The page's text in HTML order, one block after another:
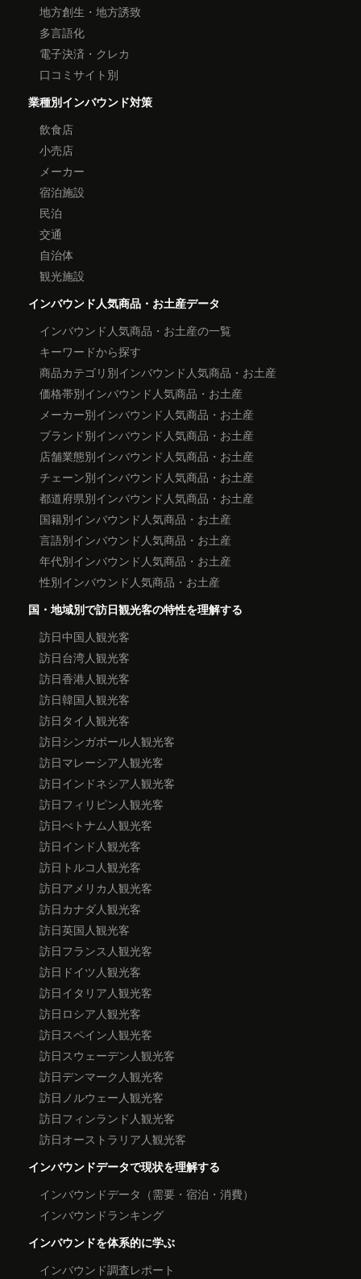
地方創生・地方誘致
多言語化
電子決済・クレカ
口コミサイト別
業種別インバウンド対策
飲食店
小売店
メーカー
宿泊施設
民泊
交通
自治体
観光施設
インバウンド人気商品・お土産データ
インバウンド人気商品・お土産の一覧
キーワードから探す
商品カテゴリ別インバウンド人気商品・お土産
価格帯別インバウンド人気商品・お土産
メーカー別インバウンド人気商品・お土産
ブランド別インバウンド人気商品・お土産
店舗業態別インバウンド人気商品・お土産
チェーン別インバウンド人気商品・お土産
都道府県別インバウンド人気商品・お土産
国籍別インバウンド人気商品・お土産
言語別インバウンド人気商品・お土産
年代別インバウンド人気商品・お土産
性別インバウンド人気商品・お土産
国・地域別で訪日観光客の特性を理解する
訪日中国人観光客
訪日台湾人観光客
訪日香港人観光客
訪日韓国人観光客
訪日タイ人観光客
訪日シンガポール人観光客
訪日マレーシア人観光客
訪日インドネシア人観光客
訪日フィリピン人観光客
訪日べトナム人観光客
訪日インド人観光客
訪日トルコ人観光客
訪日アメリカ人観光客
訪日カナダ人観光客
訪日英国人観光客
訪日フランス人観光客
訪日ドイツ人観光客
訪日イタリア人観光客
訪日ロシア人観光客
訪日スペイン人観光客
訪日スウェーデン人観光客
訪日デンマーク人観光客
訪日ノルウェー人観光客
訪日フィンランド人観光客
訪日オーストラリア人観光客
インバウンドデータで現状を理解する
インバウンドデータ（需要・宿泊・消費）
インバウンドランキング
インバウンドを体系的に学ぶ
インバウンド調査レポート